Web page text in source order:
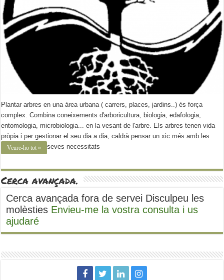
Plantar arbres en una àrea urbana ( carrers, places, jardins..) és força
complex. Combina coneixements d'arboricultura, biologia, edafologia,
entomologia, microbiologia... en la vesant de l'arbre. Els arbres tenen vida
pròpia i per gestionar el seu dia a dia, caldrà pensar un xic més amb les
seves necessitats
Veure-ho tot »
Cerca avançada.
Cerca avançada fora de servei Disculpeu les
molèsties Envieu-me la vostra consulta i us
ajudaré